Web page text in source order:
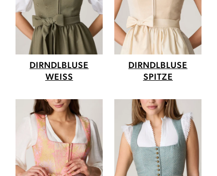
DIRNDLBLUSE
WEISS
DIRNDLBLUSE
SPITZE